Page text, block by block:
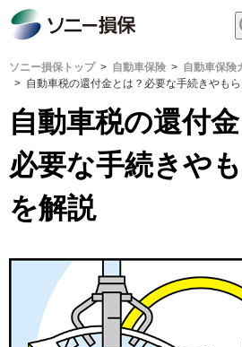
ソニー損保トップ 自動車保険 自動車保険
自動車税の還付金とは？必要な手続きやも
自動車税の還付
必要な手続きや
を解説